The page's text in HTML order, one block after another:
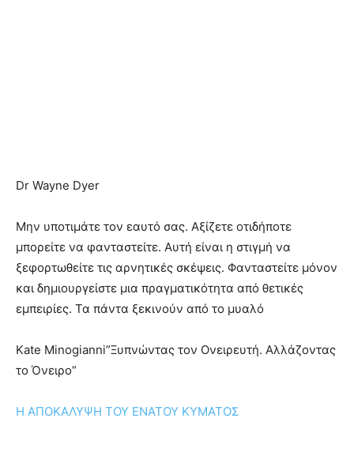
Dr Wayne Dyer
Μην υποτιμάτε τον εαυτό σας. Αξίζετε οτιδήποτε
μπορείτε να φανταστείτε. Αυτή είναι η στιγμή να
ξεφορτωθείτε τις αρνητικές σκέψεις. Φανταστείτε μόνον
και δημιουργείστε μια πραγματικότητα από θετικές
εμπειρίες. Τα πάντα ξεκινούν από το μυαλό
Kate Minogianni‎”Ξυπνώντας τον Ονειρευτή. Αλλάζοντας
το Όνειρο”
Η ΑΠΟΚΑΛΥΨΗ ΤΟΥ ΕΝΑΤΟΥ ΚΥΜΑΤΟΣ